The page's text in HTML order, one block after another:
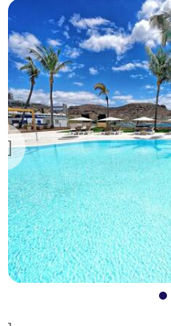
Previous